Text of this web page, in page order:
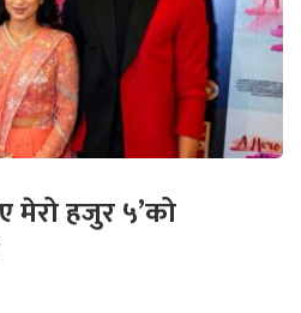
मेरो हजुर ५’को